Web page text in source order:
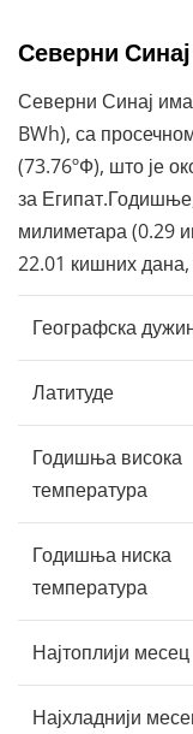
Северни
Северни Синај
BWh), са
(73.76ºФ), што је
за
милиметара (0.29
22.01 кишних
Географска
Латитуде
Годишња висока
температура
Годишња ниска
температура
Најтоплији месец
Најхладнији